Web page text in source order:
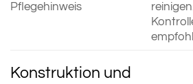
Pflegehinweis
Konstruktion und